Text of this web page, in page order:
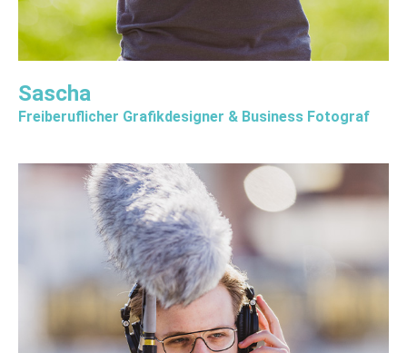
Sascha
Freiberuflicher Grafikdesigner & Business Fotograf